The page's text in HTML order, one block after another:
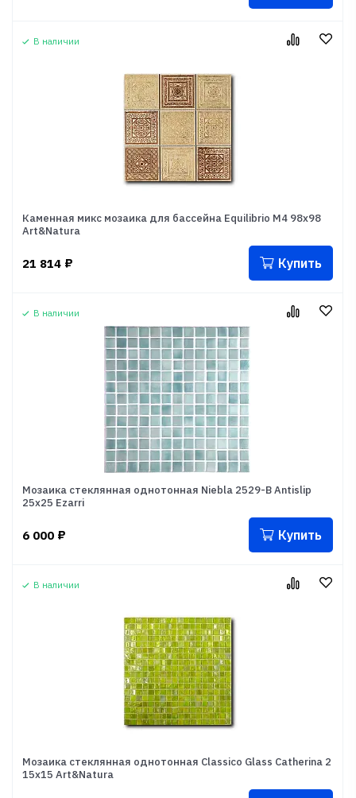
В наличии
Каменная микс мозаика для бассейна Equilibrio M4 98х98
Art&Natura
21 814 ₽ Купить
В наличии
Мозаика стеклянная однотонная Niebla 2529-B Antislip
25x25 Ezarri
6 000 ₽ Купить
В наличии
Мозаика стеклянная однотонная Classico Glass Catherina 2
15x15 Art&Natura